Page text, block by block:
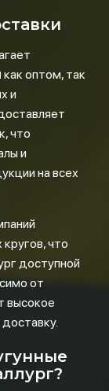
как оптом, так
и
что
и
на всех
что
доступной
от
высокое